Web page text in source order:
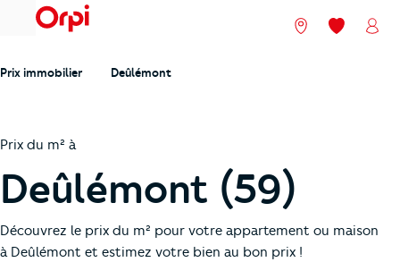
menu Nos agences
Mes
Prix immobilier Deûlémont
Prix du m² à
Deûlémont (59)
Découvrez le prix du m² pour votre appartement ou maison
à Deûlémont et estimez votre bien au bon prix !